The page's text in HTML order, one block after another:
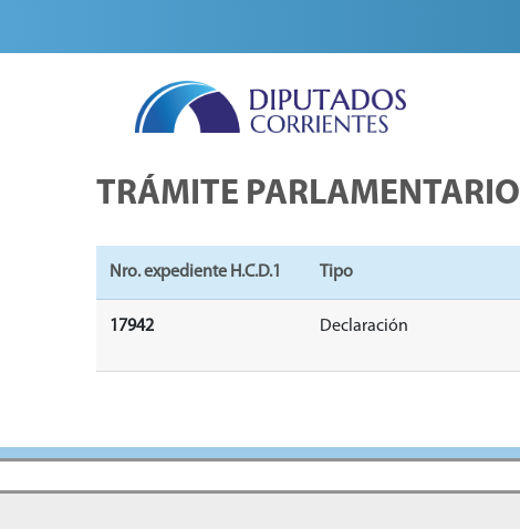
TRÁMITE PARLAMENTARIO
Nro. expediente H.C.D.1 Tipo
17942 Declaración